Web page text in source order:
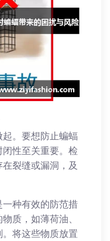
。要想防止蝙蝠
性至关重要。检
裂缝或漏洞，及
种有效的防范措
质，如薄荷油、
将这些物质放置